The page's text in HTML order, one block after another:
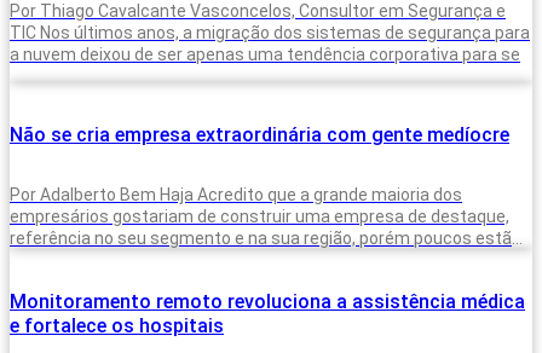
Por Thiago Cavalcante Vasconcelos, Consultor em Segurança e
TIC Nos últimos anos, a migração dos sistemas de segurança para
a nuvem deixou de ser apenas uma tendência corporativa para se
Não se cria empresa extraordinária com gente medíocre
Por Adalberto Bem Haja Acredito que a grande maioria dos
empresários gostariam de construir uma empresa de destaque,
referência no seu segmento e na sua região, porém poucos estão
Monitoramento remoto revoluciona a assistência médica
e fortalece os hospitais